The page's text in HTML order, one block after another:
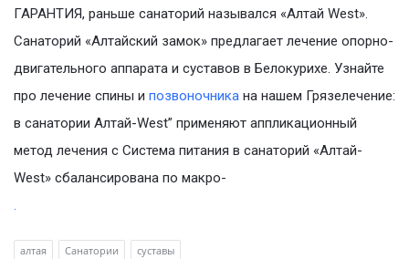
ГАРАНТИЯ, раньше санаторий назывался «Алтай West».
Санаторий «Алтайский замок» предлагает лечение опорно-
двигательного аппарата и суставов в Белокурихе. Узнайте
про лечение спины и позвоночника на нашем Грязелечение:
в санатории Алтай-West” применяют аппликационный
метод лечения с Система питания в санаторий «Алтай-
West» сбалансирована по макро-
.
алтая Санатории суставы